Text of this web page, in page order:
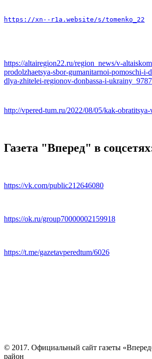
https://xn--r1a.website/s/tomenko_22
https://altairegion22.ru/region_news/v-
prodolzhaetsya-sbor-gumanitarnoi-pomoschi-i-
dlya-zhitelei-regionov-donbassa-i-
http://vpered-tum.ru/2022/08/05/kak-
Газета "Вперед" в
https://vk.com/public212646080
https://ok.ru/group70000002159918
https://t.me/gazetavperedtum/6026
© 2017. Официальный сайт газеты
район